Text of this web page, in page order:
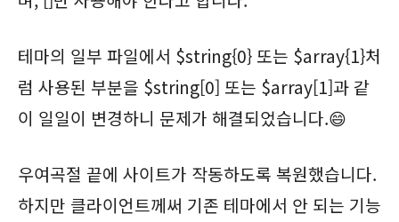
테마의 일부 파일에서 $string{0} 또는 $array{1}처
럼 사용된 부분을 $string[0] 또는 $array[1]과 같
이 일일이 변경하니 문제가 해결되었습니다.😄
우여곡절 끝에 사이트가 작동하도록 복원했습니다.
하지만 클라이언트께써 기존 테마에서 안 되는 기능